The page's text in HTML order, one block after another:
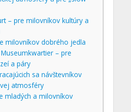
– pre milovníkov kultúry a
milovníkov dobrého jedla
– pre
a páry
sa návštevníkov
atmosféry
mladých a milovníkov